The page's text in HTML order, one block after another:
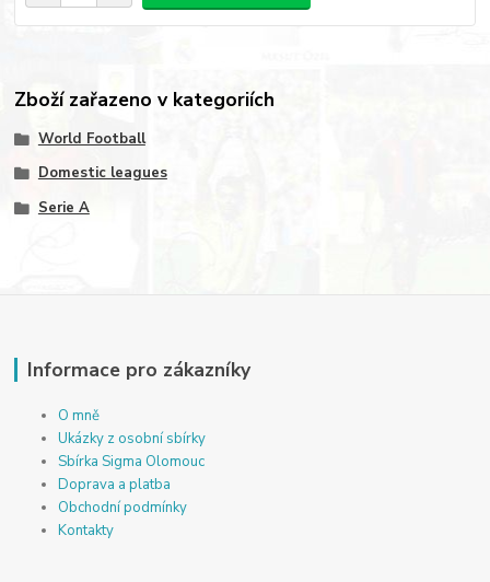
Zboží zařazeno v kategoriích
World Football
Domestic leagues
Serie A
Informace pro zákazníky
O mně
Ukázky z osobní sbírky
Sbírka Sigma Olomouc
Doprava a platba
Obchodní podmínky
Kontakty